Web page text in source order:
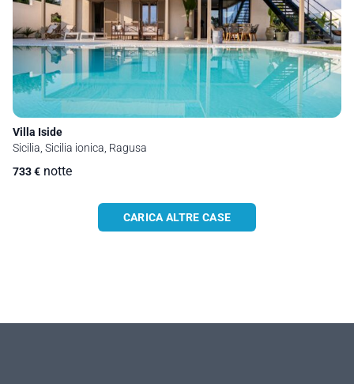
Villa Iside
Sicilia, Sicilia ionica, Ragusa
733€ notte
CARICA ALTRE CASE